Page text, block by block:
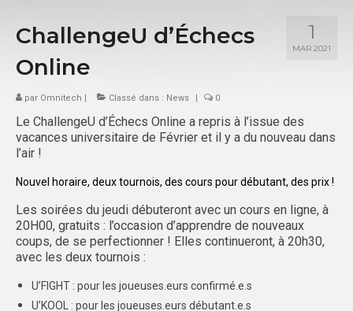
LA LIGUE
PRÉSENTATION
CLERMONT-FD
ADMINISTRATIF
ADMINISTRATIF
SPORTS IND
MAG DU SPORT U
1
MAR 2021
ChallengeU d’Échecs
Online
par Omnitech | Classé dans : News | 0
Le ChallengeU d’Échecs Online a repris à l’issue des
vacances universitaire de Février et il y a du nouveau dans
l’air !
Nouvel horaire, deux tournois, des cours pour débutant, des prix !
Les soirées du jeudi débuteront avec un cours en ligne, à
20H00, gratuits : l’occasion d’apprendre de nouveaux
coups, de se perfectionner ! Elles continueront, à 20h30,
avec les deux tournois :
U’FIGHT : pour les joueuses.eurs confirmé.e.s
U’KOOL : pour les joueuses.eurs débutant.e.s